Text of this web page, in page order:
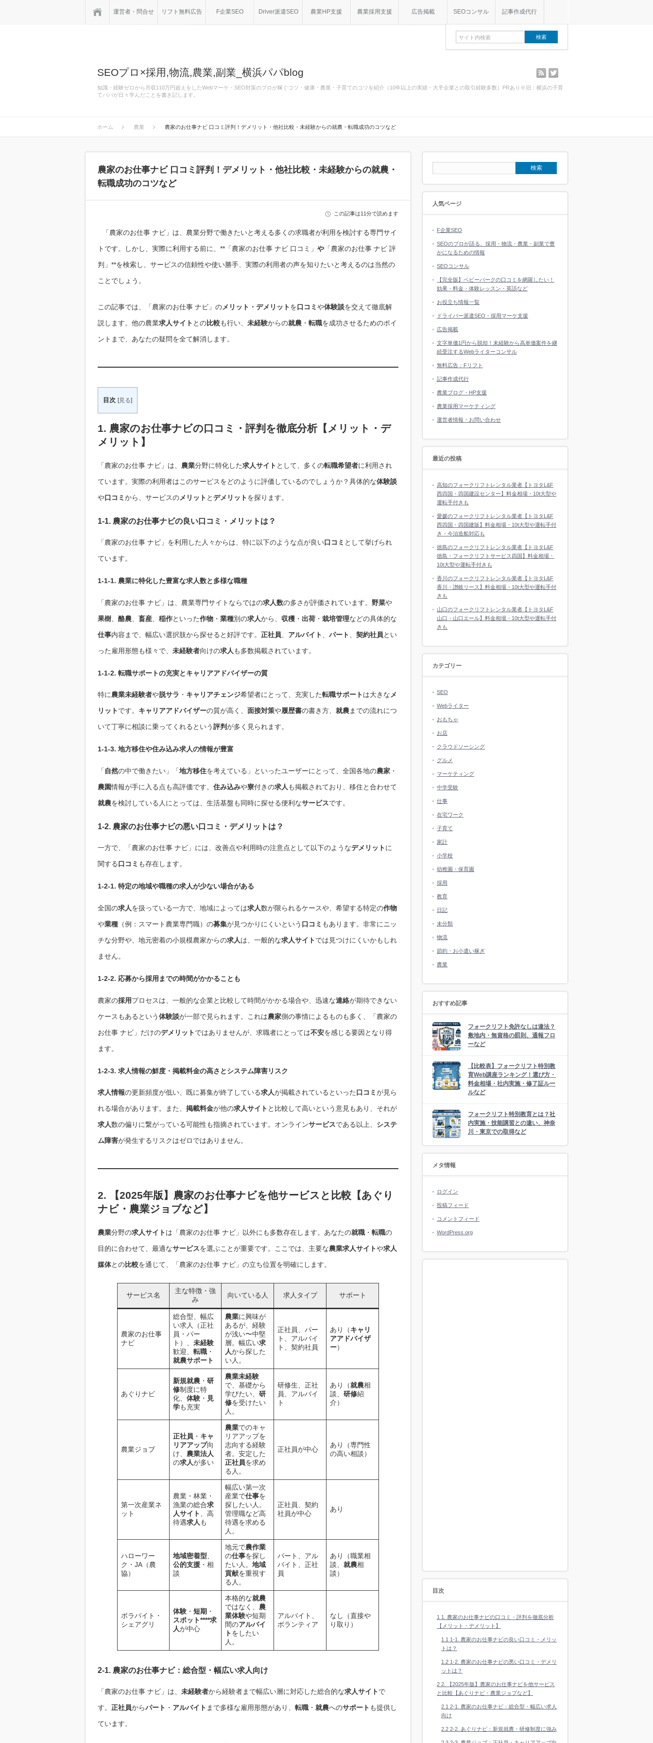
運営者・問合せ リフト無料広告 F企業SEO Driver派遣SEO 農業HP支援 農業採用支援 広告掲載 SEOコンサル 記事作成代行
SEOプロ×採用,物流,農業,副業_横浜パパblog
知識・経験ゼロから月収110万円超えをしたWebマーケ・SEO対策のプロが稼ぐコツ・健康・農業・子育てのコツを紹介（10年以上の実績・大手企業との取引経験多数）PRあり※旧：横浜の子育
てパパが日々学んだことを書き記します。
rss
ホーム 農業 農家のお仕事ナビ 口コミ評判！デメリット・他社比較・未経験からの就農・転職成功のコツなど
農家のお仕事ナビ 口コミ評判！デメリット・他社比較・未経験からの就農・
転職成功のコツなど
この記事は11分で読めます
「農家のお仕事 ナビ」は、農業分野で働きたいと考える多くの求職者が利用を検討する専門サイ
トです。しかし、実際に利用する前に、**「農家のお仕事 ナビ 口コミ」 や 「農家のお仕事 ナビ 評
判」**を検索し、サービスの信頼性や使い勝手、実際の利用者の声を知りたいと考えるのは当然の
ことでしょう。
この記事では、「農家のお仕事 ナビ」のメリット・デメリットを口コミ や体験談を交えて徹底解
説します。他の農業求人サイト との比較も行い、 未経験からの就農 ・ 転職を成功させるためのポイ
ントまで、あなたの疑問を全て解消します。
目次 [見る]
1. 農家のお仕事ナビの口コミ ・ 評判 を徹底分析【 メリット ・ デ
メリット 】
「農家のお仕事 ナビ」は、 農業分野に特化した求人サイト として、多くの転職希望者に利用され
ています。実際の利用者はこのサービスをどのように評価しているのでしょうか？具体的な体験談
や口コミ から、サービスのメリット とデメリットを探ります。
1-1. 農家のお仕事ナビの良い口コミ ・ メリット は？
「農家のお仕事 ナビ」を利用した人々からは、特に以下のような点が良い口コミ として挙げられ
ています。
1-1-1. 農業に特化した豊富な求人数と多様な職種
「農家のお仕事 ナビ」は、農業専門サイトならではの求人数の多さが評価されています。 野菜や
果樹 酪農 畜産 稲作といった作物 ・ 業種別の求人から、 収穫 ・ 出荷 ・ 栽培管理などの具体的な
仕事内容まで、幅広い選択肢から探せると好評です。 正社員 アルバイト パート 契約社員とい
った雇用形態も様々で、 未経験者向けの求人 も多数掲載されています。
1-1-2. 転職サポートの充実とキャリアアドバイザーの質
特に農業未経験者や脱サラ ・ キャリアチェンジ希望者にとって、充実した転職サポートは大きなメ
リットです。 キャリアアドバイザーの質が高く、 面接対策や履歴書の書き方、 就農までの流れにつ
いて丁寧に相談に乗ってくれるという評判が多く見られます。
1-1-3. 地方移住や住み込み求人の情報が豊富
「 自然の中で働きたい」「地方移住を考えている」といったユーザーにとって、全国各地の農家 ・
農園情報が手に入る点も高評価です。 住み込みや寮付きの求人 も掲載されており、移住と合わせて
就農を検討している人にとっては、生活基盤も同時に探せる便利なサービスです。
1-2. 農家のお仕事ナビの悪い口コミ ・ デメリット は？
一方で、「農家のお仕事 ナビ」には、改善点や利用時の注意点として以下のようなデメリットに
関する口コミ も存在します。
1-2-1. 特定の地域や職種の求人が少ない場合がある
全国の求人を扱っている一方で、地域によっては求人数が限られるケースや、希望する特定の作物
や業種 （例：スマート農業専門職）の募集が見つかりにくいという 口コミ もあります。非常にニッ
チな分野や、地元密着の小規模農家からの求人は、一般的な求人サイトでは見つけにくいかもしれ
ません。
1-2-2. 応募から採用 までの時間がかかることも
農家の採用プロセスは、一般的な企業と比較して時間がかかる場合や、迅速な連絡が期待できない
ケースもあるという体験談が一部で見られます。これは農家側の事情によるものも多く、「農家の
お仕事 ナビ」だけのデメリットではありませんが、求職者にとっては不安を感じる要因となり得
ます。
1-2-3. 求人情報の鮮度・ 掲載料金の高さとシステム障害リスク
求人情報の更新頻度が低い、既に募集が終了している求人が掲載されているといった口コミが見ら
れる場合があります。また、 掲載料金が他の求人サイト と比較して高いという意見もあり、それが
求人数の偏りに繋がっている可能性も指摘されています。オンラインサービスである以上、 システ
ム障害が発生するリスクはゼロではありません。
2. 【2025年版】農家のお仕事ナビを他サービスと比較 【あぐり
ナビ ・ 農業ジョブなど】
農業分野の求人サイトは「農家のお仕事 ナビ」以外にも多数存在します。あなたの就職 ・ 転職の
目的に合わせて、最適なサービスを選ぶことが重要です。ここでは、主要な農業求人サイトや求人
媒体との比較を通じて、「農家のお仕事 ナビ」の立ち位置を明確にします。
サービス名
主な特徴・強
み
向いている人 求人タイプ サポート
農家のお仕事
ナビ
総合型、幅広
い求人（正社
員・パー
ト）、 未経験
歓迎、 転職 ・
就農サポート
農業に興味が
あるが、経験
が浅い〜中堅
層。幅広い求
人から探した
い人。
正社員、パー
ト、アルバイ
ト、契約社員
あり（キャリ
アアドバイザ
ー）
あぐりナビ
新規就農 ・ 研
修制度に特
化、 体験 ・ 見
学も充実
農業未経験
で、基礎から
学びたい、 研
修を受けたい
人。
研修生、正社
員、アルバイ
ト
あり（就農相
談、 研修紹
介）
農業ジョブ
正社員 ・ キャ
リアアップ向
け、 農業法人
の求人が多い
農業でのキャ
リアアップを
志向する経験
者。安定した
正社員を求め
る人。
正社員が中心
あり（専門性
の高い相談）
第一次産業ネ
ット
農業・林業・
漁業の総合求
人サイト
、高
待遇求人 も
幅広い第一次
産業で仕事を
探したい人。
管理職など高
待遇を求める
人。
正社員、契約
社員が中心
あり
ハローワー
ク・JA（農
協）
地域密着型
公的支援 ・相
談
地元で農作業
の仕事を探し
たい人。 地域
貢献を重視す
る人。
パート、アル
バイト、正社
員
あり（職業相
談、 就農相
談）
ボラバイト・
シェアグリ
体験 ・ 短期 ・
スポット****求
人が中心
本格的な就農
ではなく、 農
業体験や短期
間のアルバイ
トをしたい
人。
アルバイト、
ボランティア
なし（直接や
り取り）
2-1. 農家のお仕事ナビ：総合型・幅広い求人向け
「農家のお仕事 ナビ」は、 未経験者から経験者まで幅広い層に対応した総合的な求人サイトで
す。 正社員からパート ・ アルバイト まで多様な雇用形態があり、 転職 ・ 就農へのサポート も提供し
ています。
人気ページ
F企業SEO
SEOのプロが語る、採用・物流・農業・副業で豊
かになるための情報
SEOコンサル
【完全版】ベビーパークの口コミを網羅したい！
効果・料金・体験レッスン・英語など
お役立ち情報一覧
ドライバー派遣SEO・採用マーケ支援
広告掲載
文字単価1円から脱却！未経験から高単価案件を継
続受注するWebライターコンサル
無料広告：Fリフト
記事作成代行
農業ブログ・HP支援
農業採用マーケティング
運営者情報・お問い合わせ
最近の投稿
高知のフォークリフトレンタル業者【トヨタL&F
西四国・四国建設センター】料金相場・10t大型や
運転手付きも
愛媛のフォークリフトレンタル業者【トヨタL&F
西四国・四国建販】料金相場・10t大型や運転手付
き・今治造船対応も
徳島のフォークリフトレンタル業者【トヨタL&F
徳島・フォークリフトサービス四国】料金相場・
10t大型や運転手付きも
香川のフォークリフトレンタル業者【トヨタL&F
香川・讃岐リース】料金相場・10t大型や運転手付
きも
山口のフォークリフトレンタル業者【トヨタL&F
山口・山口エール】料金相場・10t大型や運転手付
きも
カテゴリー
SEO
Webライター
おもちゃ
お店
クラウドソーシング
グルメ
マーケティング
中学受験
仕事
在宅ワーク
子育て
家計
小学校
幼稚園・保育園
採用
教育
日記
未分類
物流
節約・お小遣い稼ぎ
農業
おすすめ記事
フォークリフト免許なしは違法？
敷地内・無資格の罰則、通報フロ
ーなど
【比較表】フォークリフト特別教
育Web講座ランキング！選び方・
料金相場・社内実施・修了証ルー
ルなど
フォークリフト特別教育とは？社
内実施・技能講習との違い、神奈
川・東京での取得など
メタ情報
ログイン
投稿フィード
コメントフィード
WordPress.org
目次
1 1. 農家のお仕事ナビの口コミ・評判を徹底分析
【メリット・デメリット】
1.1 1-1. 農家のお仕事ナビの良い口コミ・メリッ
トは？
1.2 1-2. 農家のお仕事ナビの悪い口コミ・デメリ
ットは？
2 2. 【2025年版】農家のお仕事ナビを他サービス
と比較【あぐりナビ・農業ジョブなど】
2.1 2-1. 農家のお仕事ナビ：総合型・幅広い求人
向け
2.2 2-2. あぐりナビ：新規就農・研修制度に強み